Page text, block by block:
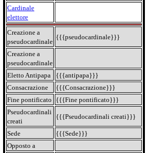
Cardinale
elettore
Creazione a
pseudocardinale
{{{pseudocardinale}}}
Creazione a
pseudocardinale
Eletto Antipapa
{{{antipapa}}}
Consacrazione
{{{Consacrazione}}}
Fine pontificato
{{{Fine pontificato}}}
Pseudocardinali
creati
{{{Pseudocardinali creati}}}
Sede
{{{Sede}}}
Opposto a